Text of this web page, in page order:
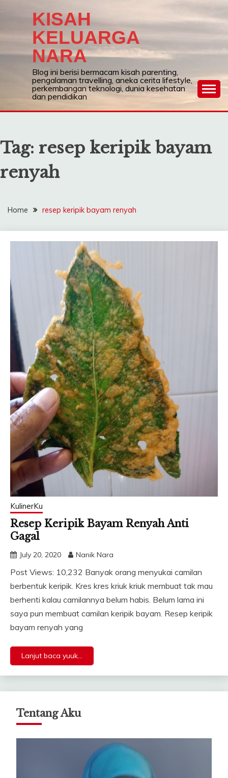
KISAH
KELUARGA
NARA
Blog ini berisi bermacam kisah parenting,
pengalaman travelling, aneka cerita lifestyle,
perkembangan teknologi, dunia kesehatan
dan pendidikan
Tag: resep keripik bayam
renyah
Home resep keripik bayam renyah
KulinerKu
Resep Keripik Bayam Renyah Anti
Gagal
July 20, 2020 Nanik Nara
Post Views: 10,232 Banyak orang menyukai camilan
berbentuk keripik. Kres kres kriuk kriuk membuat tak mau
berhenti kalau camilannya belum habis. Belum lama ini
saya pun membuat camilan keripik bayam. Resep keripik
bayam renyah yang
Lanjut baca yuuk...
Tentang Aku